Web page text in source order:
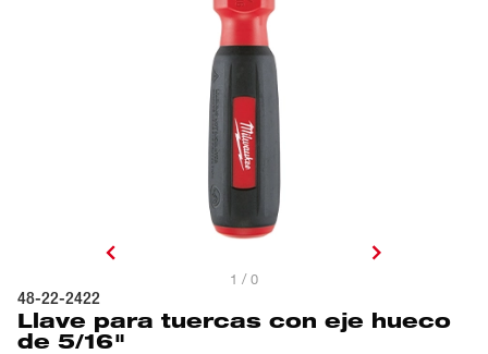
1 / 0
48-22-2422
Llave para tuercas con eje hueco
de 5/16"